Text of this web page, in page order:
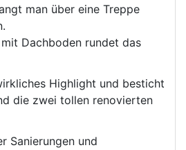
man über eine Treppe
Dachboden rundet das
Highlight und besticht
die zwei tollen renovierten
Sanierungen und